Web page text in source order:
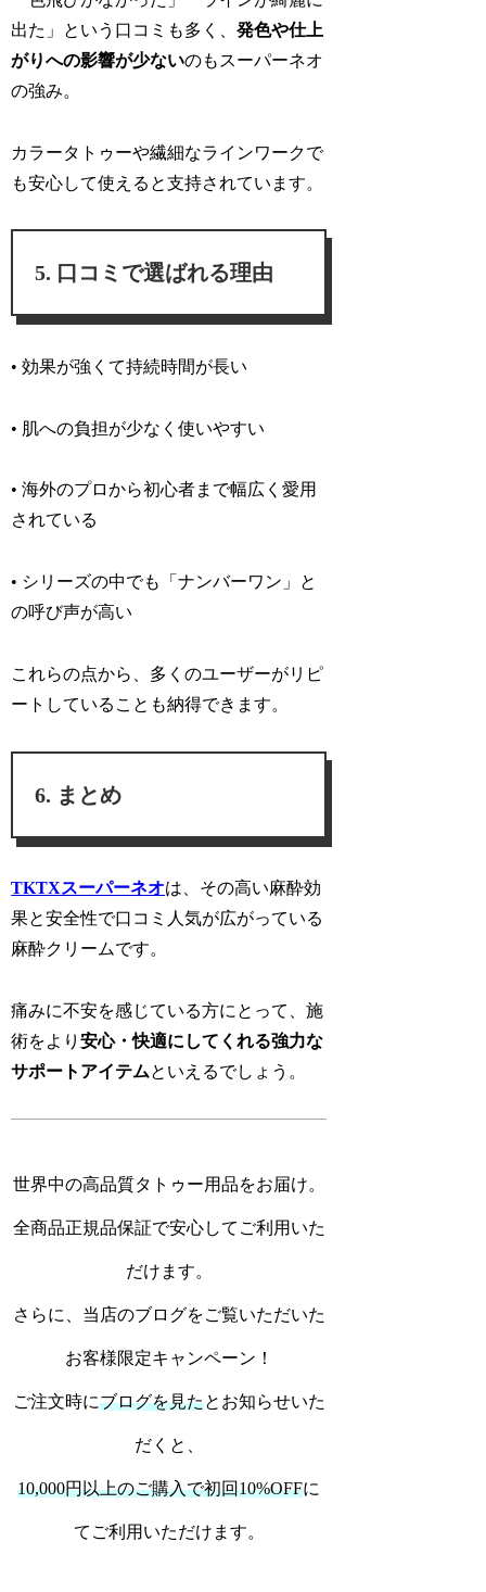
出た 」という口コミも多く、発色や仕上
がりへの影響が少ないのもスーパーネオ
の強み。
カラータトゥーや繊細なラインワークで
も安心して使えると支持されています。
口コミで選ばれる理由
• 効果が強くて持続時間が長い
• 肌への負担が少なく使いやすい
• 海外のプロから初心者まで幅広く愛用
されている
• シリーズの中でも「ナンバーワン」と
の呼び声が高い
これらの点から、多くのユーザーがリピ
ートしていることも納得できます。
まとめ
TKTXスーパーネオは、その高い麻酔効
果と安全性で口コミ人気が広がっている
麻酔クリームです。
痛みに不安を感じている方にとって、施
術をより安心・快適にしてくれる強力な
サポートアイテムといえるでしょう。
世界中の高品質タトゥー用品をお届け。
全商品正規品保証で安心してご利用いた
だけます。
さらに、当店のブログをご覧いただいた
お客様限定キャンペーン！
ご注文時にブログを見たとお知らせいた
だくと、
10,000円以上のご購入で初回10%OFFに
てご利用いただけます。